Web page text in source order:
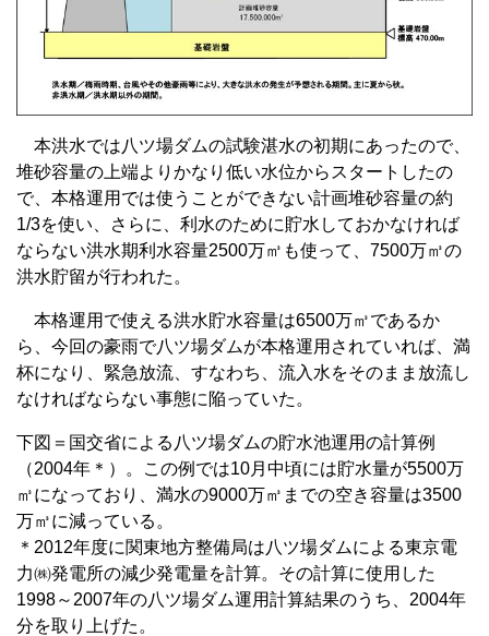
本洪水では八ツ場ダムの試験湛水の初期にあったので、
堆砂容量の上端よりかなり低い水位からスタートしたの
で、本格運用では使うことができない計画堆砂容量の約
1/3を使い、さらに、利水のために貯水しておかなければ
ならない洪水期利水容量2500万㎥も使って、7500万㎥の
洪水貯留が行われた。
本格運用で使える洪水貯水容量は6500万㎥であるか
ら、今回の豪雨で八ツ場ダムが本格運用されていれば、満
杯になり、緊急放流、すなわち、流入水をそのまま放流し
なければならない事態に陥っていた。
下図＝国交省による八ツ場ダムの貯水池運用の計算例
（2004年＊）。この例では10月中頃には貯水量が5500万
㎥になっており、満水の9000万㎥までの空き容量は3500
万㎥に減っている。
＊2012年度に関東地方整備局は八ツ場ダムによる東京電
力㈱発電所の減少発電量を計算。その計算に使用した
1998～2007年の八ツ場ダム運用計算結果のうち、2004年
分を取り上げた。